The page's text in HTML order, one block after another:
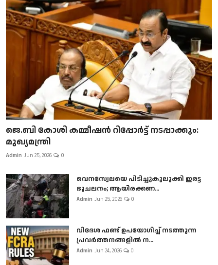
ജെ.ബി കോശി കമ്മീഷൻ റിപ്പോർട്ട് നടപ്പാക്കും:
മുഖ്യമന്ത്രി
Admin Jun 25, 2026 0
വെനസ്വേലയെ പിടിച്ചുകുലുക്കി ഇരട്ട
ഭൂചലനം; ആയിരക്കണ...
Admin Jun 25, 2026 0
വിദേശ ഫണ്ട് ഉപയോഗിച്ച് നടത്തുന്ന
പ്രവർത്തനങ്ങളിൽ ന...
Admin Jun 24, 2026 0